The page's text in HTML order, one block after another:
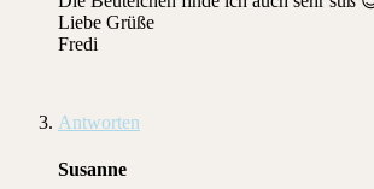
Liebe Grüße
Fredi
Antworten
Susanne